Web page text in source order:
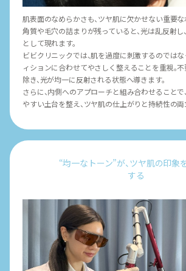
肌表面のなめらかさも、ツヤ肌に欠かせない重要な
角質や毛穴の詰まりが残っていると、光は乱反射し
として現れます。
ビビクリニックでは、肌を過度に刺激するのでは
ィションに合わせてやさしく整えることを重視。
除き、光が均一に反射される状態へ導きます。
さらに、内側へのアプローチと組み合わせることで
やすい土台を整え、ツヤ肌の仕上がりと持続性の両
“均一なトーン”が、ツヤ肌の印象
する